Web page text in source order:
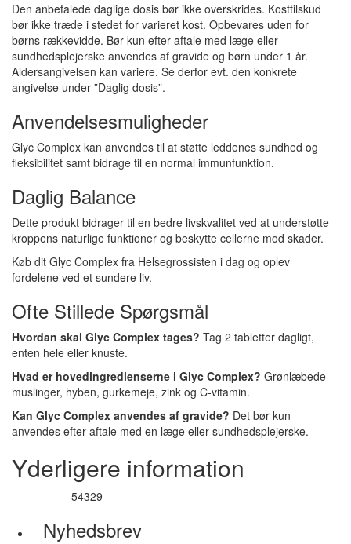
Den anbefalede daglige dosis bør ikke overskrides. Kosttilskud
bør ikke træde i stedet for varieret kost. Opbevares uden for
børns rækkevidde. Bør kun efter aftale med læge eller
sundhedsplejerske anvendes af gravide og børn under 1 år.
Aldersangivelsen kan variere. Se derfor evt. den konkrete
angivelse under ”Daglig dosis”.
Anvendelsesmuligheder
Glyc Complex kan anvendes til at støtte leddenes sundhed og
fleksibilitet samt bidrage til en normal immunfunktion.
Daglig Balance
Dette produkt bidrager til en bedre livskvalitet ved at understøtte
kroppens naturlige funktioner og beskytte cellerne mod skader.
Køb dit Glyc Complex fra Helsegrossisten i dag og oplev
fordelene ved et sundere liv.
Ofte Stillede Spørgsmål
Hvordan skal Glyc Complex tages? Tag 2 tabletter dagligt,
enten hele eller knuste.
Hvad er hovedingredienserne i Glyc Complex? Grønlæbede
muslinger, hyben, gurkemeje, zink og C-vitamin.
Kan Glyc Complex anvendes af gravide? Det bør kun
anvendes efter aftale med en læge eller sundhedsplejerske.
Yderligere information
54329
Nyhedsbrev